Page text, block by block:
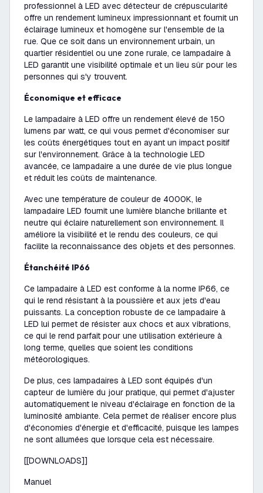
professionnel à LED avec détecteur de crépuscularité
offre un rendement lumineux impressionnant et fournit un
éclairage lumineux et homogène sur l'ensemble de la
rue. Que ce soit dans un environnement urbain, un
quartier résidentiel ou une zone rurale, ce lampadaire à
LED garantit une visibilité optimale et un lieu sûr pour les
personnes qui s'y trouvent.
Économique et efficace
Le lampadaire à LED offre un rendement élevé de 150
lumens par watt, ce qui vous permet d'économiser sur
les coûts énergétiques tout en ayant un impact positif
sur l'environnement. Grâce à la technologie LED
avancée, ce lampadaire a une durée de vie plus longue
et réduit les coûts de maintenance.
Avec une température de couleur de 4000K, le
lampadaire LED fournit une lumière blanche brillante et
neutre qui éclaire naturellement son environnement. Il
améliore la visibilité et le rendu des couleurs, ce qui
facilite la reconnaissance des objets et des personnes.
Étanchéité IP66
Ce lampadaire à LED est conforme à la norme IP66, ce
qui le rend résistant à la poussière et aux jets d'eau
puissants. La conception robuste de ce lampadaire à
LED lui permet de résister aux chocs et aux vibrations,
ce qui le rend parfait pour une utilisation extérieure à
long terme, quelles que soient les conditions
météorologiques.
De plus, ces lampadaires à LED sont équipés d'un
capteur de lumière du jour pratique, qui permet d'ajuster
automatiquement le niveau d'éclairage en fonction de la
luminosité ambiante. Cela permet de réaliser encore plus
d'économies d'énergie et d'efficacité, puisque les lampes
ne sont allumées que lorsque cela est nécessaire.
[[DOWNLOADS]]
Manuel